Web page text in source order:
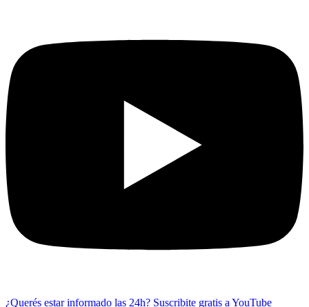
¿Querés estar informado las 24h? Suscribite gratis a YouTube